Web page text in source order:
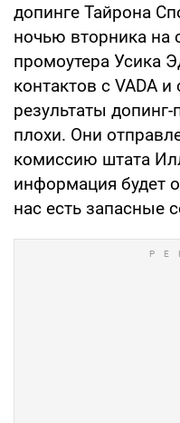
допинге Тайрона
ночью вторника на
промоутера Усика
контактов с VADA и
результаты
плохи. Они
комиссию штата
информация будет
нас есть запасные